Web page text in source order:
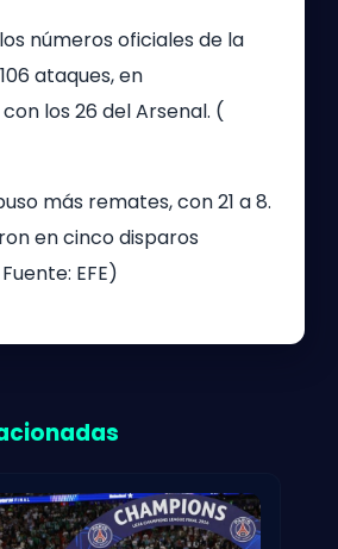
los números oficiales de la
ataques, en
los 26 del Arsenal. (
más remates, con 21 a 8.
en cinco disparos
EFE)